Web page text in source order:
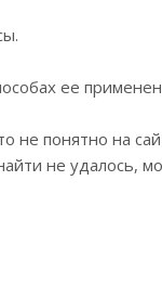
ее
не понятно на
не удалось,